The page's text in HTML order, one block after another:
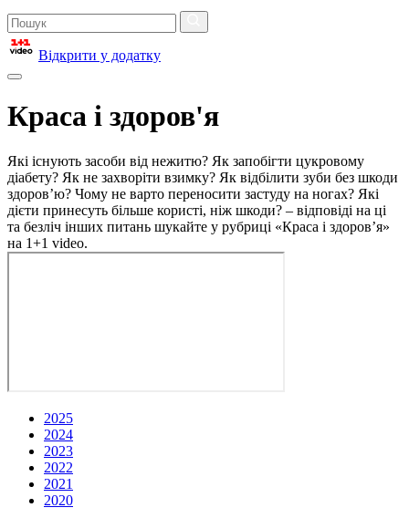
Відкрити у додатку
Краса і здоров'я
Які існують засоби від нежитю? Як запобігти цукровому
діабету? Як не захворіти взимку? Як відбілити зуби без шкоди
здоров’ю? Чому не варто переносити застуду на ногах? Які
дієти принесуть більше користі, ніж шкоди? – відповіді на ці
та безліч інших питань шукайте у рубриці «Краса і здоров’я»
на 1+1 video.
2025
2024
2023
2022
2021
2020